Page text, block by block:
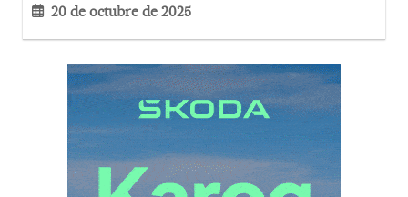
20 de octubre de 2025